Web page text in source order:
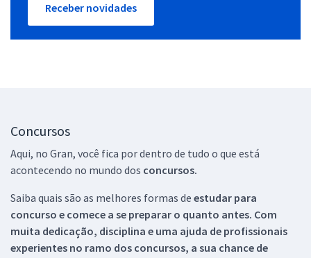
Receber novidades
Concursos
Aqui, no Gran, você fica por dentro de tudo o que está
acontecendo no mundo dos concursos.
Saiba quais são as melhores formas de estudar para
concurso e comece a se preparar o quanto antes. Com
muita dedicação, disciplina e uma ajuda de profissionais
experientes no ramo dos concursos, a sua chance de